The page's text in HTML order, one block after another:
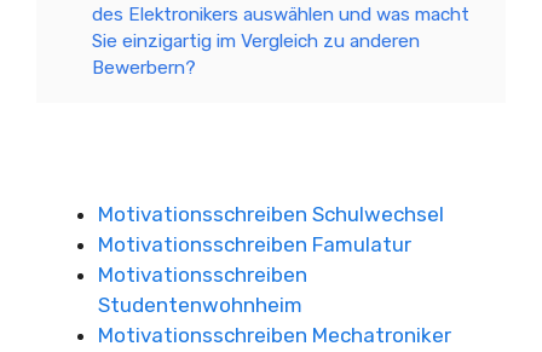
des Elektronikers auswählen und was macht
Sie einzigartig im Vergleich zu anderen
Bewerbern?
Motivationsschreiben Schulwechsel
Motivationsschreiben Famulatur
Motivationsschreiben
Studentenwohnheim
Motivationsschreiben Mechatroniker